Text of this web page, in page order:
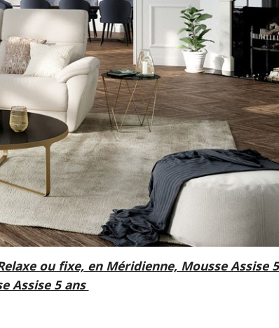
ou fixe, en Méridienne, Mousse Assise
Assise 5 ans